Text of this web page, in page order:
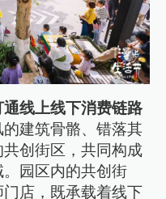
线上线下消费链路
建筑骨骼、错落其
创街区，共同构成
园区内的共创街
店，既承载着线下